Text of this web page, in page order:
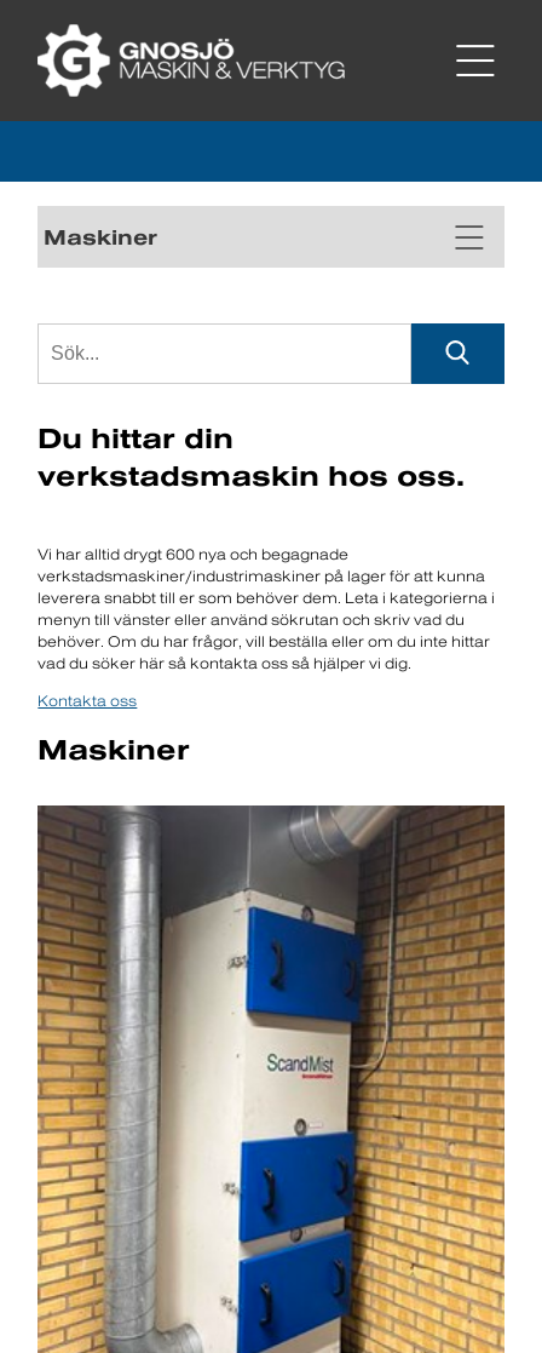
Maskiner
Du hittar din
verkstadsmaskin hos oss.
Vi har alltid drygt 600 nya och begagnade
verkstadsmaskiner/industrimaskiner på lager för att kunna
leverera snabbt till er som behöver dem. Leta i kategorierna i
menyn till vänster eller använd sökrutan och skriv vad du
behöver. Om du har frågor, vill beställa eller om du inte hittar
vad du söker här så kontakta oss så hjälper vi dig.
Kontakta oss
Maskiner